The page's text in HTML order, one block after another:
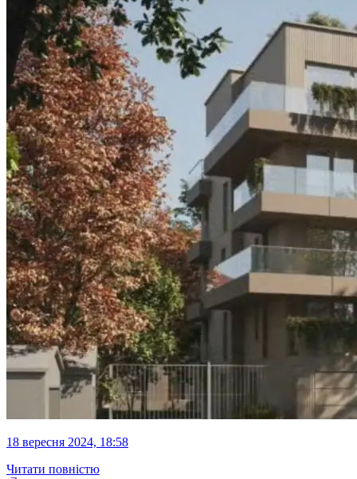
18 вересня 2024, 18:58
Читати повністю